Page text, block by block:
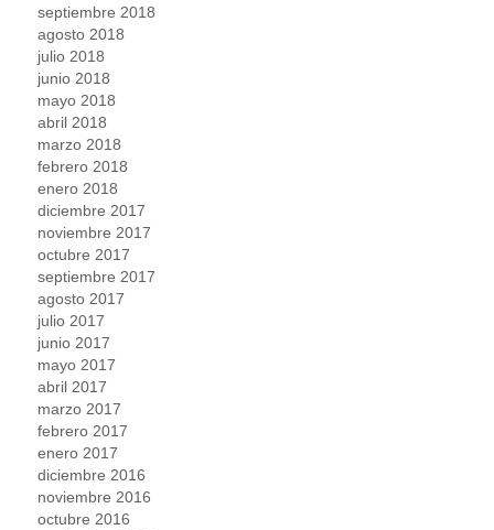
septiembre 2018
agosto 2018
julio 2018
junio 2018
mayo 2018
abril 2018
marzo 2018
febrero 2018
enero 2018
diciembre 2017
noviembre 2017
octubre 2017
septiembre 2017
agosto 2017
julio 2017
junio 2017
mayo 2017
abril 2017
marzo 2017
febrero 2017
enero 2017
diciembre 2016
noviembre 2016
octubre 2016